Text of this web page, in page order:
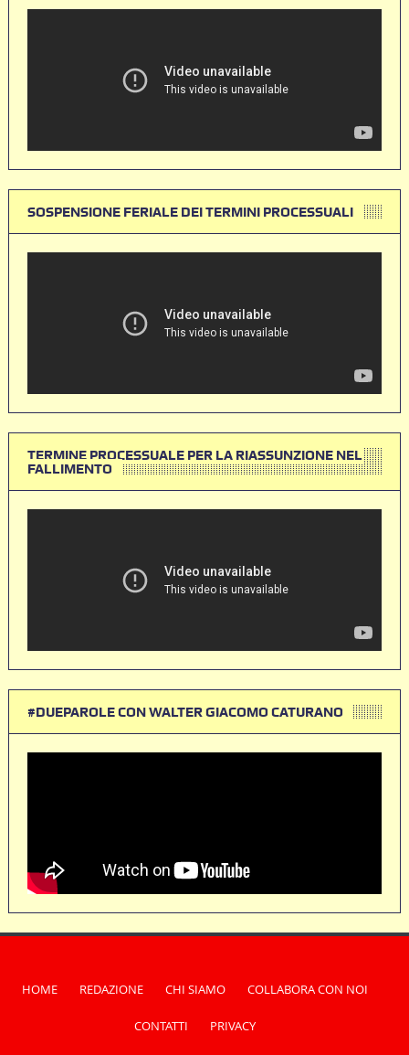
SOSPENSIONE FERIALE DEI TERMINI PROCESSUALI
TERMINE PROCESSUALE PER LA RIASSUNZIONE NEL
FALLIMENTO
#DUEPAROLE CON WALTER GIACOMO CATURANO
HOME REDAZIONE CHI SIAMO COLLABORA CON NOI
CONTATTI PRIVACY